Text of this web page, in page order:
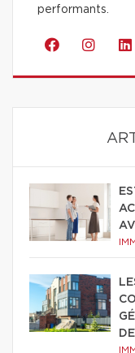
performants.